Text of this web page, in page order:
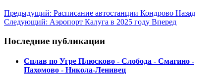
Предыдущий: Расписание автостанции Кондрово Назад
Следующий: Аэропорт Калуга в 2025 году Вперед
Последние публикации
Сплав по Угре Плюсково - Слобода - Смагино -
Пахомово - Никола-Ленивец